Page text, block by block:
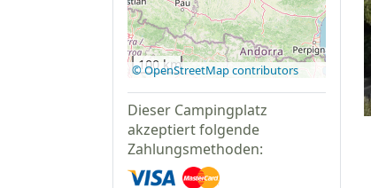
Maps
anzeigen
100 km
© OpenStreetMap contributors
Dieser Campingplatz
akzeptiert folgende
Zahlungsmethoden: